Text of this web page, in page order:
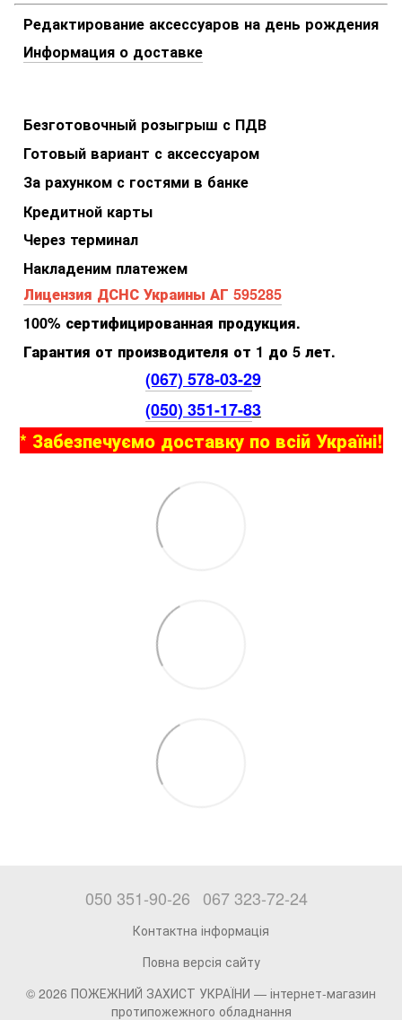
Редактирование аксессуаров на день рождения
Информация о доставке
Безготовочный розыгрыш с ПДВ
Готовый вариант с аксессуаром
За рахунком с гостями в банке
Кредитной карты
Через терминал
Накладеним платежем
Лицензия ДСНС Украины АГ 595285
100% сертифицированная продукция.
Гарантия от производителя от 1 до 5 лет.
(067) 578-03-29
(050) 351-17-83
* Забезпечуємо доставку по всій Україні!
050 351-90-26 067 323-72-24
Контактна інформація
Повна версія сайту
© 2026 ПОЖЕЖНИЙ ЗАХИСТ УКРАЇНИ — інтернет-магазин
протипожежного обладнання